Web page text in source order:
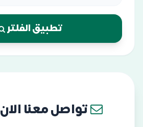
تطبيق الفلتر
تواصل معنا الان